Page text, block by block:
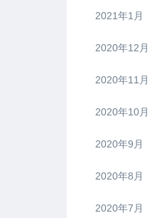
2021年1月
2020年12月
2020年11月
2020年10月
2020年9月
2020年8月
2020年7月